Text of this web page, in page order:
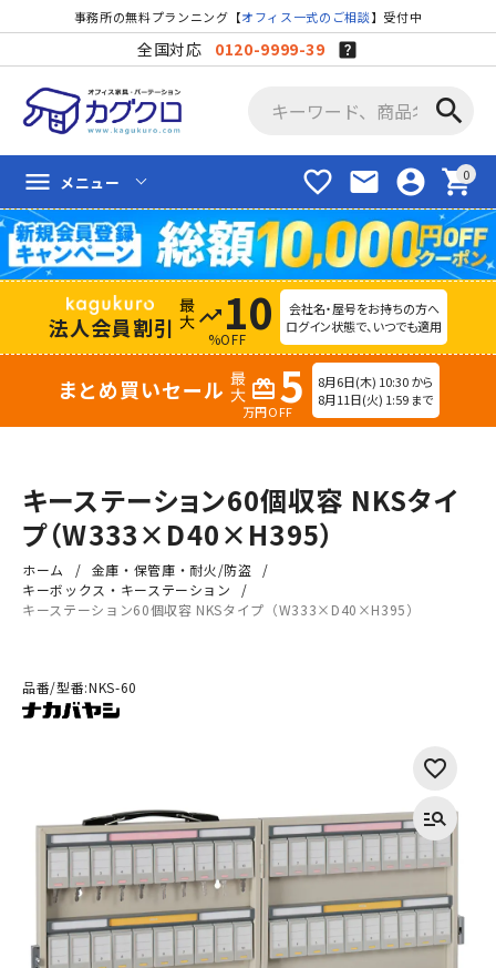
事務所の無料プランニング【オフィス一式のご相談】受付中
全国対応 0120-9999-39
search
favorite_border mail account_circle shopping_cart
menu メニュー
法人会員割引 trending_up 10
%OFF
会社名・屋号をお持ちの方へ
ログイン状態で、いつでも適用
まとめ買いセール redeem 5
万円OFF
8月6日(木) 10:30 から
8月11日(火) 1:59 まで
キーステーション60個収容 NKSタイ
プ（W333×D40×H395）
ホーム
金庫・保管庫・耐火/防盗
キーボックス・キーステーション
キーステーション60個収容 NKSタイプ（W333×D40×H395）
品番/型番:NKS-60